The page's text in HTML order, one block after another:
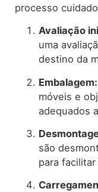
processo
Avaliação
uma
destino da
Embalagem:
móveis e
adequados
são
para